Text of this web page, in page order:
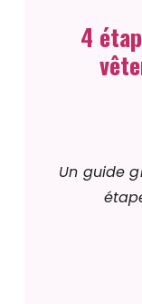
4
Un guide